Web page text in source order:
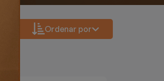
Ordenar por